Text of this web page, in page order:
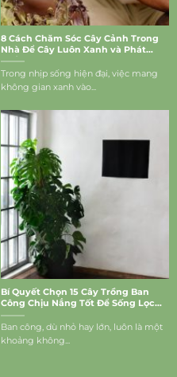
8 Cách Chăm Sóc Cây Cảnh Trong
Nhà Để Cây Luôn Xanh và Phát
Triển Tốt
Trong nhịp sống hiện đại, việc mang
không gian xanh vào...
Bí Quyết Chọn 15 Cây Trồng Ban
Công Chịu Nắng Tốt Để Sống Lọc
Bụi, Mang Vượng Khí Vào Nhà
Ban công, dù nhỏ hay lớn, luôn là một
khoảng không...